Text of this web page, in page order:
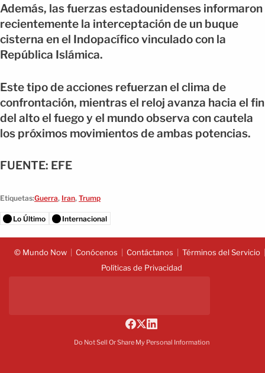
Además, las fuerzas estadounidenses informaron
recientemente la interceptación de un buque
cisterna en el Indopacífico vinculado con la
República Islámica.
Este tipo de acciones refuerzan el clima de
confrontación, mientras el reloj avanza hacia el fin
del alto el fuego y el mundo observa con cautela
los próximos movimientos de ambas potencias.
FUENTE: EFE
Etiquetas:Guerra, Iran, Trump
Lo Último Internacional
© Mundo Now Conócenos Contáctanos
Términos del Servicio
Políticas de Privacidad
Do Not Sell Or Share My Personal Information